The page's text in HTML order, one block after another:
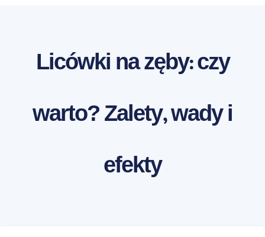
Licówki na zęby: czy
warto? Zalety, wady i
efekty